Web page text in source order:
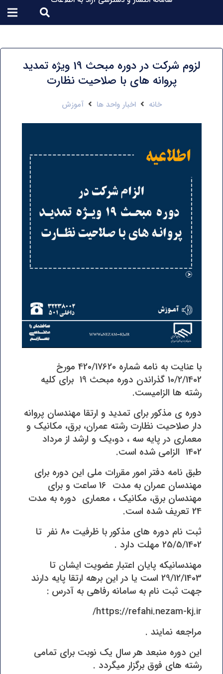
لزوم شرکت در دوره مبحث 19 ویژه تمدید
پروانه های با صلاحیت نظارت
خانه اخبار واحد ها آموزش
با عنایت به نامه شماره 420/17620 مورخ
10/2/1402 گذراندن دوره مبحث 19 برای کلیه
رشته ها الزامیست.
دوره ی مذکور برای تمدید و ارتقا مهندسان پروانه
دار صلاحیت نظارت رشته عمران، برق، مکانیک و
معماری در پایه سه ، دو،یک و ارشد از مرداد
1402 الزامی شده است.
طبق نامه دفتر امور مقررات ملی این دوره برای
مهندسان عمران به مدت 16 ساعت و برای
مهندسان برق، مکانیک ، معماری دوره به مدت
24 تعریف شده است.
ثبت نام دوره های مذکور با ظرفیت 80 نفر تا
25/5/1402 مهلت دارد .
مهندسانیکه پایان اعتبار عضویت ایشان تا
29/12/1403 است یا در این برهه ارتقا پایه دارند
جهت ثبت نام به سامانه رفاهی به آدرس :
https://refahi.nezam-kj.ir/
مراجعه نمایند .
این دوره منبعد هر سال یک نوبت برای تمامی
رشته های فوق برگزار میگردد .